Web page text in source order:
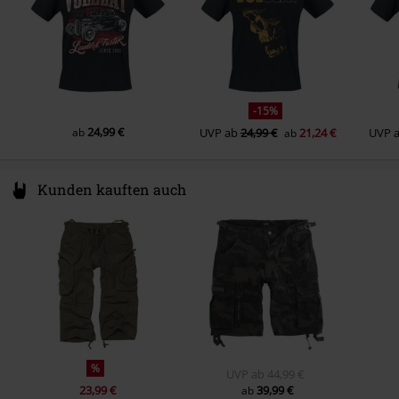
Gewicht/ Grammatur - T-Shirts
Basic T-Shirt (ca.155 g/m²) -
Lightweight
ab 24,99 €
-15%
UVP ab 24,99 € ab 21,24 € UVP
Kunden kauften auch
%
23,99 €
UVP ab 44,99 €
ab39,99 €